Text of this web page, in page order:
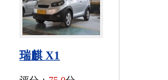
瑞麒 X1